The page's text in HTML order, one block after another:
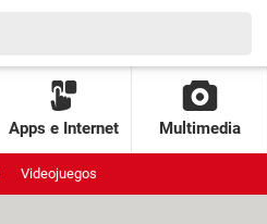
Apps e Internet Multimedia
Videojuegos